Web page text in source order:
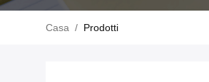
Casa / Prodotti